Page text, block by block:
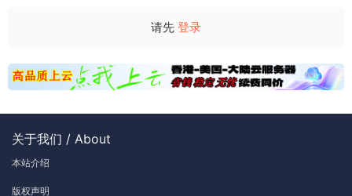
请先 登录
关于我们 / About
本站介绍
版权声明